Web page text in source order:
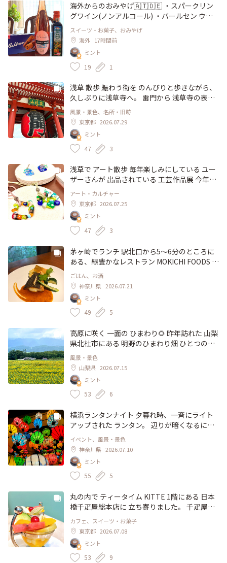
海外からのおみやげ🇦🇹🇩🇪 ・スパークリン
グワイン(ノンアルコール) ・バールセン ウエ
ハーロール ・パンプキンシードオイル 先日、
息子が 出張で訪れた先で 購入して、送ってく
れました。 ワインは 淡い色が綺麗♡ パンプキ
ンシードオイルは、普段あまり目にすることが
なかったけれど、オーストリアの特産物なのだ
うとのこと、 加熱するのは NGのようです。。
オリーブオイルのような感覚で 使えるのか
な。。。 体にも優しそうですね。 レシピを調
べて 色々活用してみたいです。 近々 帰省する
息子と一緒に、家族でいただくのを 楽しみに
しています😊 #おみやげ #ワイン #パンプキン
シードオイル #チョコウエハー #オーストリア
スイーツ・お菓子、おみやげ
海外 17時間前
ミント
19 1
浅草 散歩 賑わう街を のんびりと歩きながら、
久しぶりに浅草寺へ。 雷門から 浅草寺の表参
道、仲見世へ 建ち並ぶ 朱塗りの店舗の先には
宝蔵門 入母屋造りの建物は、荘厳で 美しい佇
まい 思わず 見惚れてしまいます♡ こちらに掲
げられている お馴染みの "小舟町"と記された
大提灯が 見当たらず。。 調べてみると、10年
新調され、お目見えするそうです。 本堂でお
参り、上から境内を眺めました。 参拝の人々
で 華やぐ境内、凛と佇む 五重塔 社殿を 吹き抜
ける 心地良い風を感じながら 眺める風景は、
神々しさの中にも 下町の風情が感じられ、ほ
っこり♡ 素敵な夏の一日になりました。 #風景
#浅草寺 #古刹 #雷門 #仲見世 #五重塔 #浅草 #
風景・景色、名所・旧跡
東京都 2026.07.29
ミント
47 3
浅草で アート散歩 毎年楽しみにしている ユー
ザーさんが 出品されている 工芸作品展 今年は
浅草での開催でした。 色々な種類のガラスを
融合させて作られた 作品は、どれもカラフル
で、爽やかな煌めきが素敵♡ ユーザーさんの
作品を、許可を得て 撮影させていただきまし
た。 ガラスフュージョンのほかに、七宝焼や
場は、雷門から ほど近い 人形材料店2階にある
ギャラリー。 木の温もりが優しい 昭和の面影
を感じる お洒落な 空間でした。 (7月24日〜26
日) #アート #作品展 #ガラスフュージョン #浅
草 #上野 #ギャラリー丸美京屋 #東京 #ユーザ
ーさんとアート散歩
アート・カルチャー
東京都 2026.07.25
ミント
47 3
茅ヶ崎でランチ 駅北口から5〜6分のところに
ある、緑豊かなレストラン MOKICHI FOODS G
ARDEN 精麦工場をリノベーションした 広々と
した建物は、どこか懐かしい佇まい。 ランチ
メニューは、パスタやピザのほかに お魚セッ
ト、お肉セットがあります。 私が選んだの
は、お魚のランチ 魚の種類は、日に よって違
ラメのポワレでした。 表面は カリッと、ふっ
くらと焼き上げた ヒラメ シェリービネガーソ
ースのコク深い味わい😋 付け合わせの夏野
菜、クスクスやタコスが 今の季節らしくて お
洒落♡ 前菜には 地元産の新鮮野菜を使って作
られた サラダ、自家製パン、 食後のスイーツ
と紅茶。。 ボリュームたっぷり どれも 美味し
間で 心地よいひと時を過ごしました。 #ランチ
#ビアレストラン #ノスタルジック #モキチフ
澤酒造 #茅ヶ崎 #湘南 #神奈川 #ひみつの絶景
ごはん、お酒
神奈川県 2026.07.21
ミント
49 5
高原に咲く 一面の ひまわり🌻 昨年訪れた 山梨
県北杜市にある 明野のひまわり畑 ひとつの株
から たくさんの花を咲かせる 早咲き品種 "サ
ンフィニティ"や、鮮やかな黄色で 華やかに咲
く "ハイブリットサンフラワー" など、7月下旬
から 8月中旬頃まで 約40万株のひまわりが 楽
しめます。 八ヶ岳や南アルプスの山々を背景
眺めていたい 風景でした。 この日は、晴れた
かと思えば、急に霧が立ち込める 変わりやす
い 空模様。。 お天気が良ければ、富士山も見
られるそうですが、残念ながら。。🗻 またい
つか、ここから雄大な風景を眺めてみたいで
す。 2025.8月中旬 撮影 #風景 #ひまわり畑 #ひ
まわり #大パノラマ #八ヶ岳 #南アルプス #ひ
八ヶ岳 #山梨 #高原ドライブ
風景・景色
山梨県 2026.07.15
ミント
53 6
横浜ランタンナイト 夕暮れ時、一斉にライト
アップされた ランタン。 辺りが暗くなるにつ
れて、くっきりとした色合いに✨ 日中も鮮やか
ですが、夜は、鮮やかさに 幻想的な雰囲気が
プラスされ、異国情緒たっぷり♡ ちょこっと
ベトナムの文化に触れながら、海風が心地よい
寄り道さんぽでした♬ #風景 #夕景 #ライトア
ンタンナイト #横浜ベイクォーター #ひみつの
絶景 #夏の風物詩 #横浜 #神奈川
イベント、風景・景色
神奈川県 2026.07.10
ミント
55 5
丸の内で ティータイム KITTE 1階にある 日本
橋千疋屋総本店に 立ち寄りました。 千疋屋と
言えば、やっぱりフルーツデザート フルーツ
ポンチと 紅茶を。 季節のフルーツが盛り盛り
目にも美しくて、思わず 笑みが溢れます♡ 爽
やかな甘みで ジューシー、安定の美味しさ 広
くて 落ち着いた店内は、とても居心地よく、
カフェ、スイーツ・お菓子
東京都 2026.07.08
ミント
53 9